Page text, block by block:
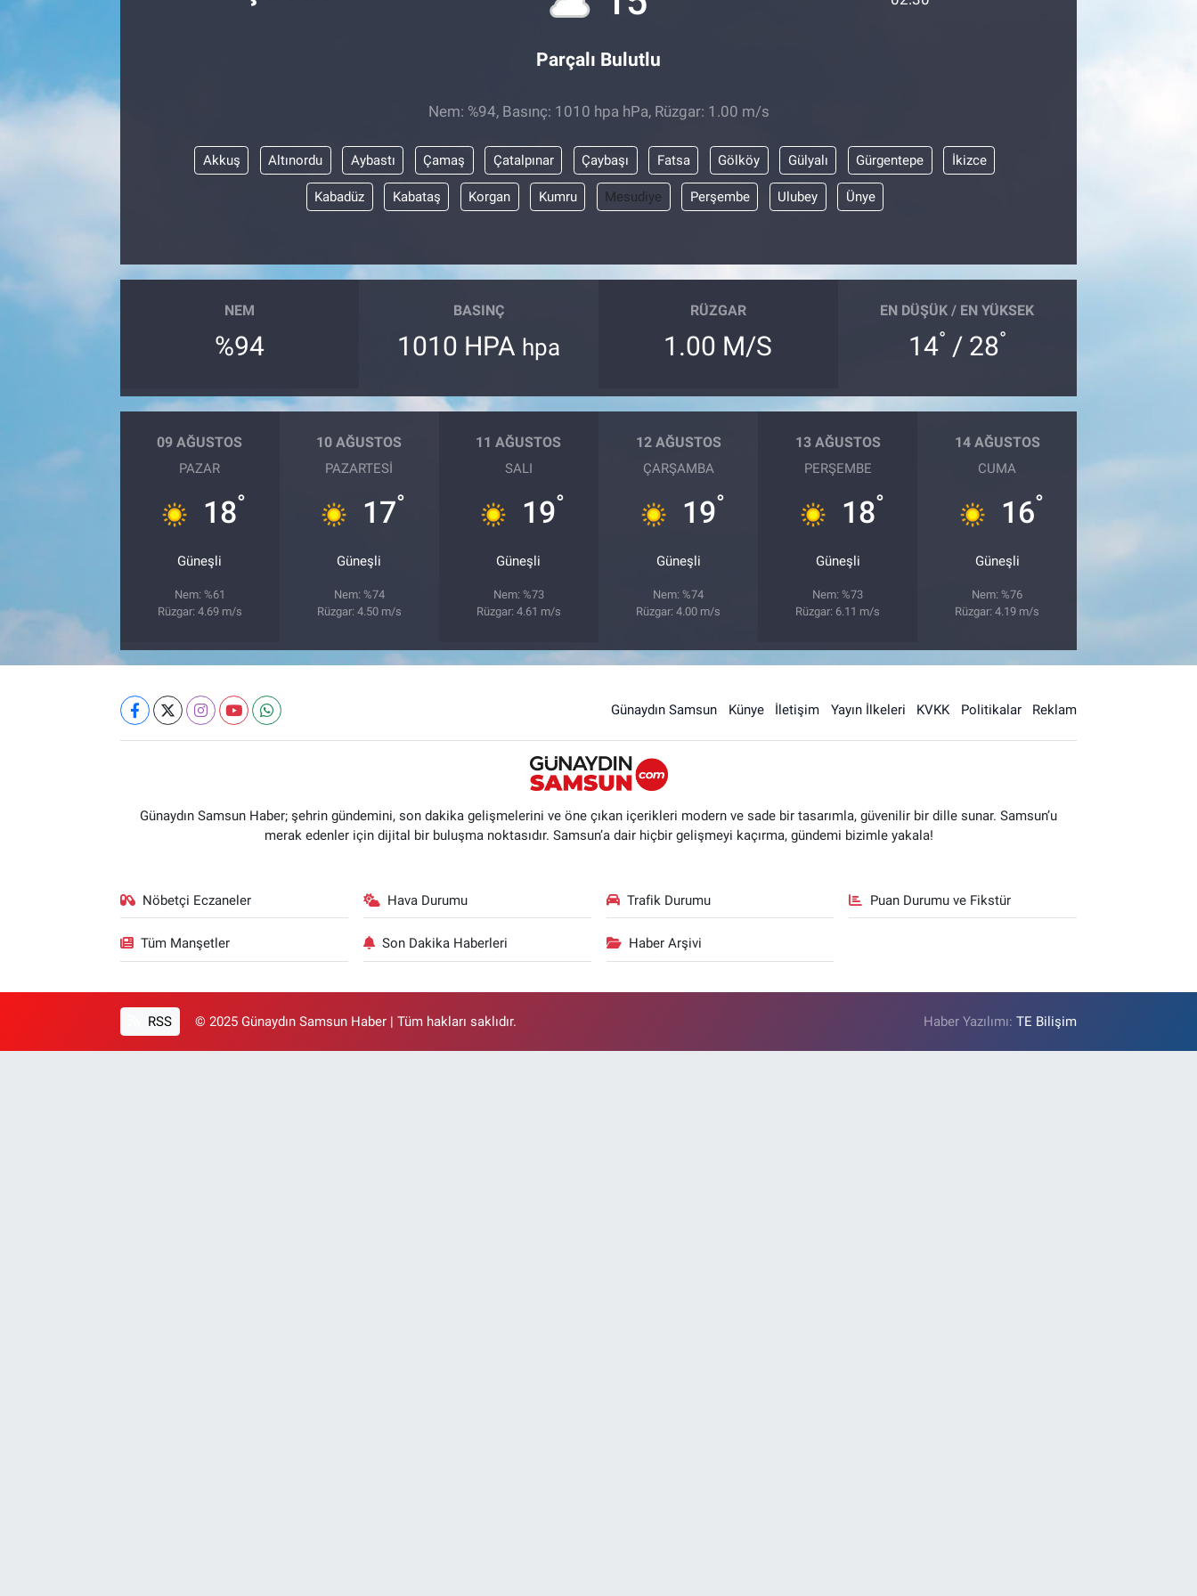
Parçalı Bulutlu
Nem: %94, Basınç: 1010 hpa hPa, Rüzgar: 1.00 m/s
Akkuş Altınordu Aybastı Çamaş Çatalpınar Çaybaşı Fatsa Gölköy Gülyalı Gürgentepe İkizce
Kabadüz Kabataş Korgan Kumru Mesudiye Perşembe Ulubey Ünye
NEM
%94
BASINÇ
1010 HPA hpa
RÜZGAR
1.00 M/S
EN DÜŞÜK / EN YÜKSEK
14° / 28°
09 AĞUSTOS
PAZAR
18°
Güneşli
Nem: %61
Rüzgar: 4.69 m/s
10 AĞUSTOS
PAZARTESI
17°
Güneşli
Nem: %74
Rüzgar: 4.50 m/s
11 AĞUSTOS
SALI
19°
Güneşli
Nem: %73
Rüzgar: 4.61 m/s
12 AĞUSTOS
ÇARŞAMBA
19°
Güneşli
Nem: %74
Rüzgar: 4.00 m/s
13 AĞUSTOS
PERŞEMBE
18°
Güneşli
Nem: %73
Rüzgar: 6.11 m/s
14 AĞUSTOS
CUMA
16°
Güneşli
Nem: %76
Rüzgar: 4.19 m/s
Günaydın Samsun Künye İletişim Yayın İlkeleri KVKK Politikalar Reklam
Günaydın Samsun Haber; şehrin gündemini, son dakika gelişmelerini ve öne çıkan içerikleri modern ve sade bir tasarımla, güvenilir bir dille sunar. Samsun’u
merak edenler için dijital bir buluşma noktasıdır. Samsun’a dair hiçbir gelişmeyi kaçırma, gündemi bizimle yakala!
Nöbetçi Eczaneler Hava Durumu Trafik Durumu Puan Durumu ve Fikstür
Tüm Manşetler Son Dakika Haberleri Haber Arşivi
RSS © 2025 Günaydın Samsun Haber | Tüm hakları saklıdır. Haber Yazılımı:TE Bilişim
Bilim ve Teknoloji